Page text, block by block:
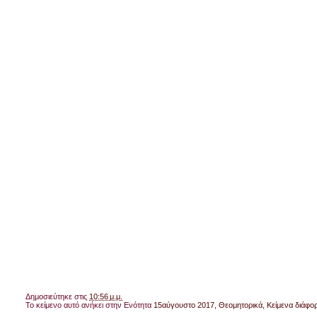
Δημοσιεύτηκε στις 10:56 μ.μ.
Το κείμενο αυτό ανήκει στην Ενότητα 15αύγουστο 2017 ,Θεομητορικά ,Κείμενα